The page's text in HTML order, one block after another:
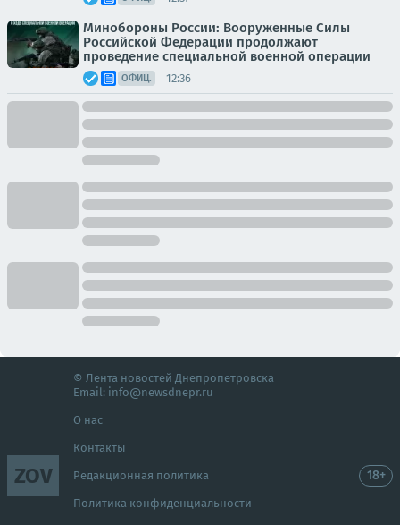
Минобороны России: Вооруженные Силы
Российской Федерации продолжают
проведение специальной военной операции
ОФИЦ. 12:36
ZOV
© Лента новостей Днепропетровска
Email: info@newsdnepr.ru
О нас
Контакты
Редакционная политика
Политика конфиденциальности
18+